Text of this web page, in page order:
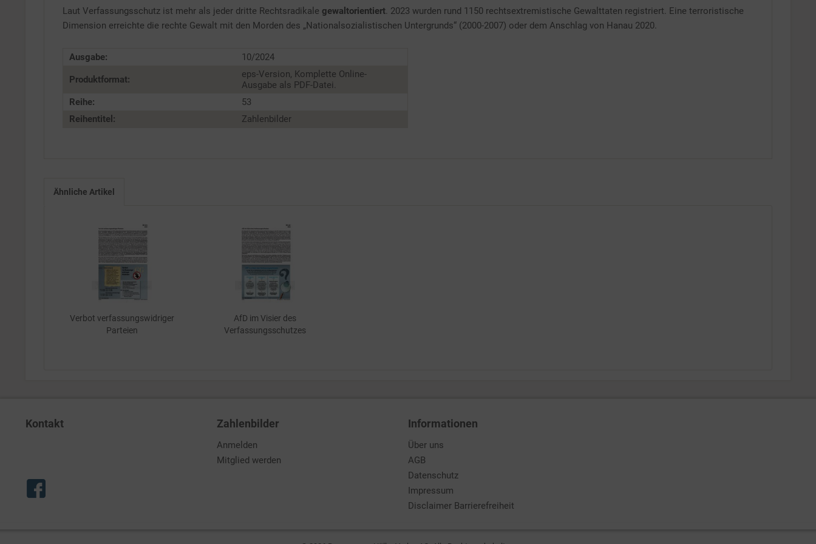
Laut Verfassungsschutz ist mehr als jeder dritte Rechtsradikale gewaltorientiert. 2023 wurden rund 1150 rechtsextremistische Gewalttaten registriert. Eine terroristische
Dimension erreichte die rechte Gewalt mit den Morden des „Nationalsozialistischen Untergrunds“ (2000-2007) oder dem Anschlag von Hanau 2020.
Ausgabe: 10/2024
Produktformat:
eps-Version, Komplette Online-
Ausgabe als PDF-Datei.
Reihe:
53
Reihentitel:
Zahlenbilder
Ähnliche Artikel
Verbot verfassungswidriger
Parteien
AfD im Visier des
Verfassungsschutzes
Kontakt Zahlenbilder
Anmelden
Mitglied werden
Informationen
Über uns
AGB
Datenschutz
Impressum
Disclaimer Barrierefreiheit